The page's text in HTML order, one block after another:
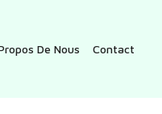
De Nous Contact